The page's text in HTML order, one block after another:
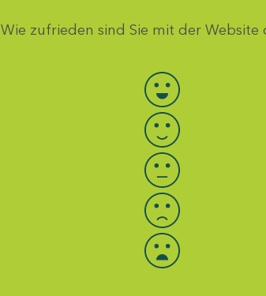
Wie zufrieden sind Sie mit der Website
Bewertung